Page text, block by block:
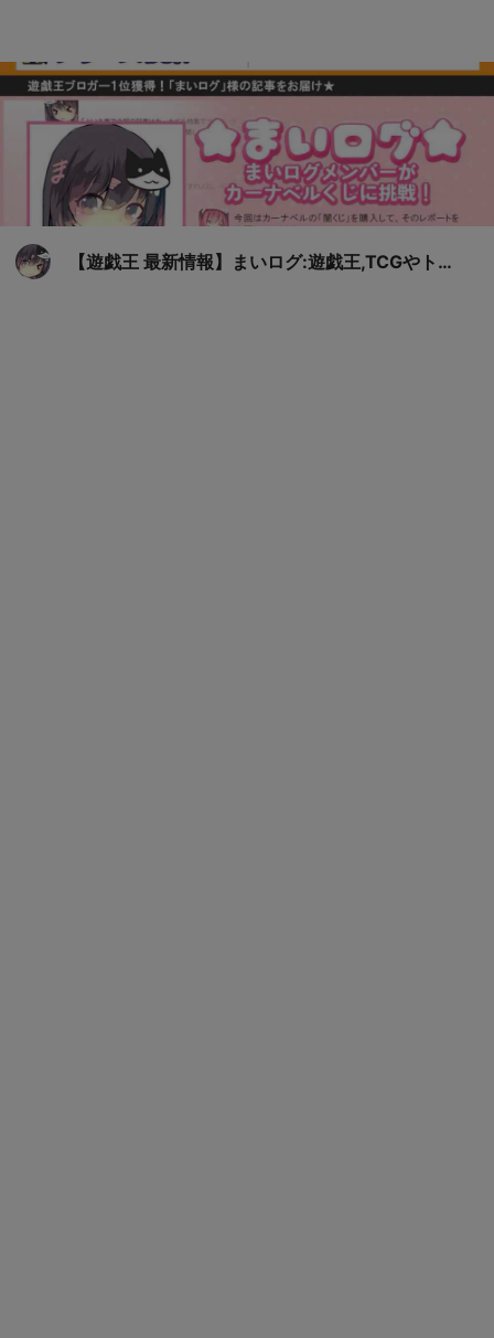
【遊戯王 最新情報】まいログ:遊戯王,TCGやトレ